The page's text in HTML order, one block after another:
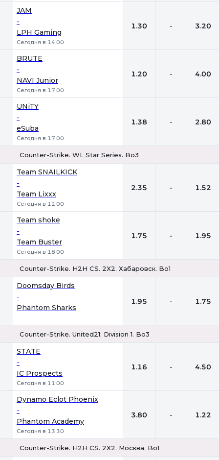
JAM
-
LPH Gaming
Сегодня в 14:00
1.30 - 3.20
BRUTE
-
NAVI Junior
Сегодня в 17:00
1.20 - 4.00
UNiTY
-
eSuba
Сегодня в 17:00
1.38 - 2.80
Counter-Strike. WL Star Series. Bo3
Team SNAILKICK
-
Team Lixxx
Сегодня в 12:00
2.35 - 1.52
Team shoke
-
Team Buster
Сегодня в 18:00
1.75 - 1.95
Counter-Strike. H2H CS. 2X2. Хабаровск. Bo1
Doomsday Birds
-
Phantom Sharks
1.95 - 1.75
Counter-Strike. United21: Division 1. Bo3
STATE
-
IC Prospects
Сегодня в 11:00
1.16 - 4.50
Dynamo Eclot Phoenix
-
Phantom Academy
Сегодня в 13:30
3.80 - 1.22
Counter-Strike. H2H CS. 2X2. Москва. Bo1